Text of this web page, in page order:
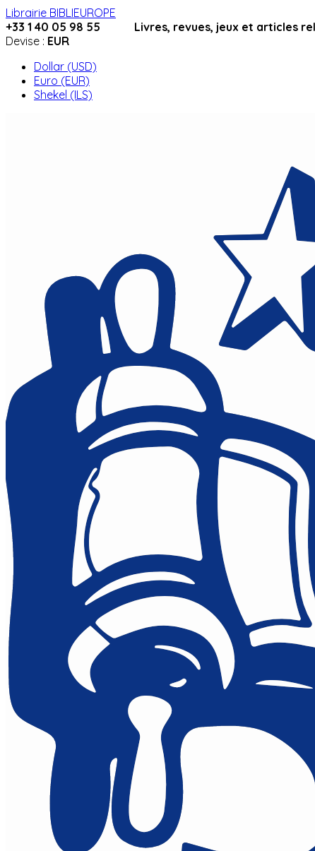
Librairie BIBLIEUROPE
+33 1 40 05 98 55 Livres, revues, jeux et articles
Devise : EUR
Dollar (USD)
Euro (EUR)
Shekel (ILS)